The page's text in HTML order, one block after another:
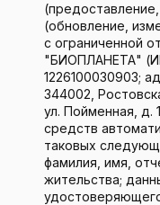
(обновление,
с ограниченной
"БИОПЛАНЕТА"
1226100030903;
344002,
ул. Пойменная, д.
средств
таковых
фамилия, имя,
жительства;